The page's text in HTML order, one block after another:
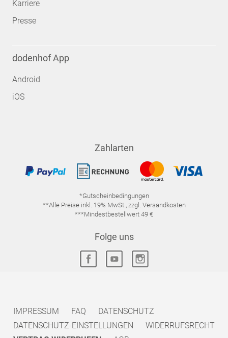
Karriere
Presse
dodenhof App
Android
iOS
Zahlarten
*Gutscheinbedingungen
**Alle Preise inkl. 19% MwSt., zzgl. Versandkosten
***Mindestbestellwert 49 €
Folge uns
IMPRESSUM FAQ
DATENSCHUTZ
DATENSCHUTZ-EINSTELLUNGEN
WIDERRUFSRECHT